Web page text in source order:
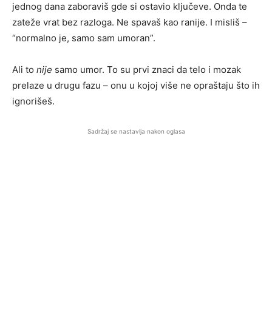
jednog dana zaboraviš gde si ostavio ključeve. Onda te
zateže vrat bez razloga. Ne spavaš kao ranije. I misliš –
“normalno je, samo sam umoran”.
Ali to nije samo umor. To su prvi znaci da telo i mozak
prelaze u drugu fazu – onu u kojoj više ne opraštaju što ih
ignorišeš.
Sadržaj se nastavlja nakon oglasa